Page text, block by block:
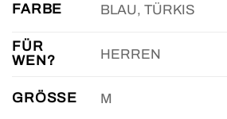
FARBE BLAU, TÜRKIS
FÜR
WEN?
HERREN
GRÖSSE M